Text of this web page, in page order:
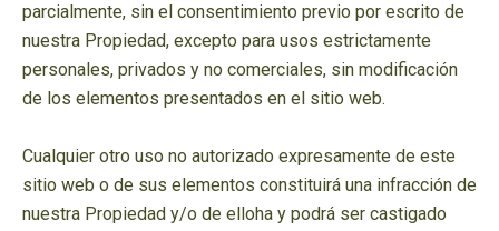
parcialmente, sin el consentimiento previo por escrito de
nuestra Propiedad, excepto para usos estrictamente
personales, privados y no comerciales, sin modificación
de los elementos presentados en el sitio web.
Cualquier otro uso no autorizado expresamente de este
sitio web o de sus elementos constituirá una infracción de
nuestra Propiedad y/o de elloha y podrá ser castigado